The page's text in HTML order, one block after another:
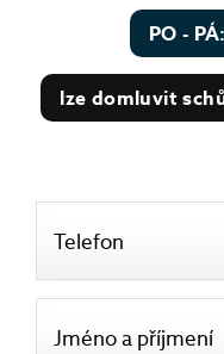
PO -
lze domluvit
Telefon
Jméno a příjmení